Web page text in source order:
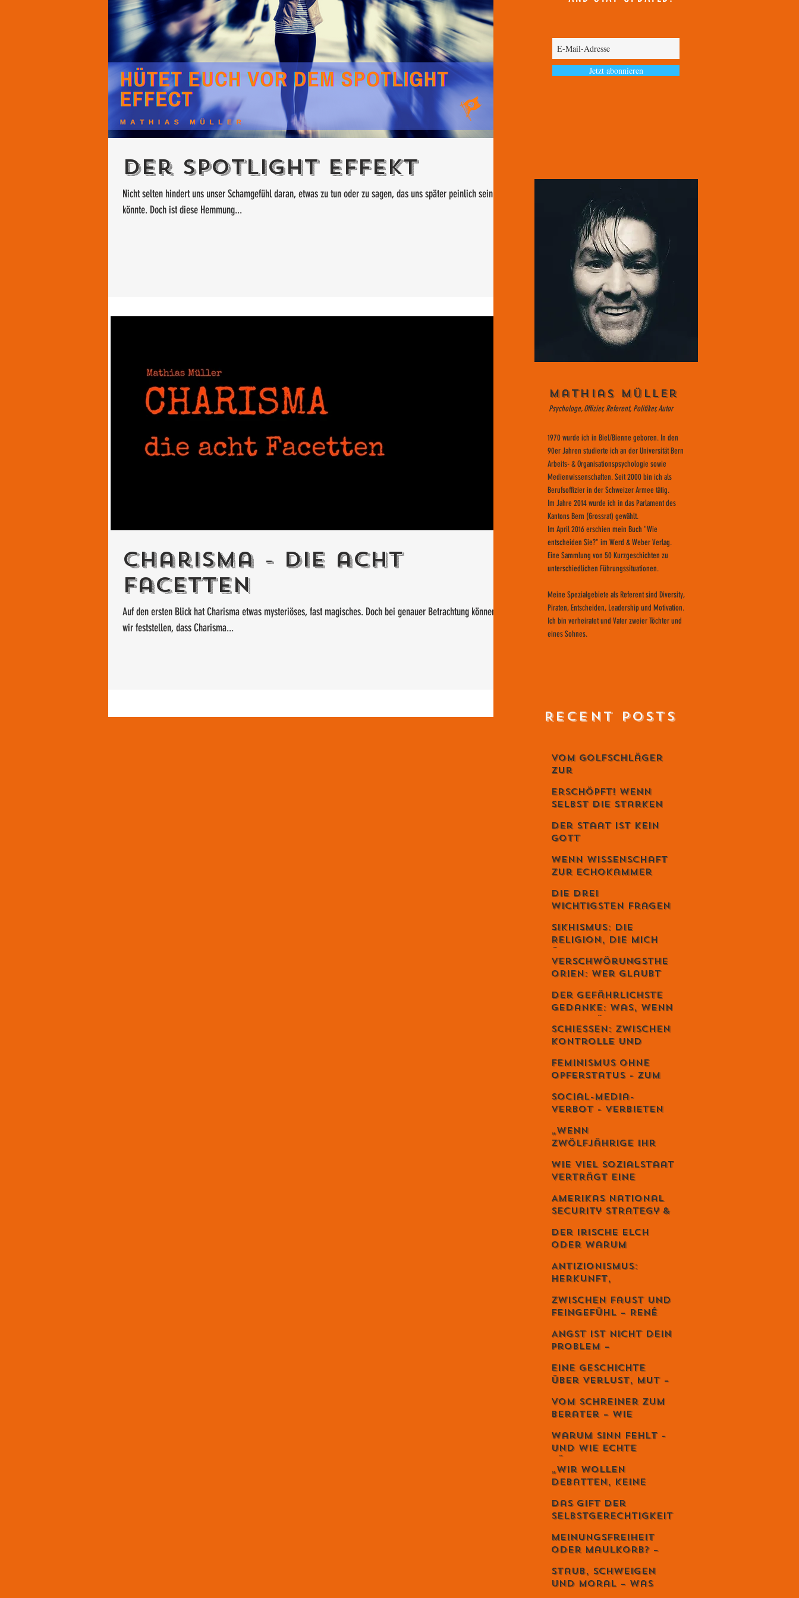
Der Spotlight Effekt
Nicht selten hindert uns unser Schamgefühl daran, etwas zu tun oder zu sagen, das uns später peinlich sein
könnte. Doch ist diese Hemmung...
Charisma - Die acht
Facetten
Auf den ersten Blick hat Charisma etwas mysteriöses, fast magisches. Doch bei genauer Betrachtung können
wir feststellen, dass Charisma...
Jetzt abonnieren
Mathias Müller
Psychologe, Offizier, Referent, Politiker, Autor
1970 wurde ich in Biel/Bienne geboren. In den
90er Jahren studierte ich an der Universität Bern
Arbeits- & Organisationspsychologie sowie
Medienwissenschaften. Seit 2000 bin ich als
Berufsoffizier in der Schweizer Armee tätig.
Im Jahre 2014 wurde ich in das Parlament des
Kantons Bern (Grossrat) gewählt.
Im April 2016 erschien mein Buch "Wie
entscheiden Sie?" im Werd & Weber Verlag.
Eine Sammlung von 50 Kurzgeschichten zu
unterschiedlichen Führungssituationen.
Meine Spezialgebiete als Referent sind Diversity,
Piraten, Entscheiden, Leadership und Motivation.
Ich bin verheiratet und Vater zweier Töchter und
eines Sohnes.
RECENT POSTS
Vom Golfschläger
zur
Erschöpft! Wenn
selbst die Starken
Gespräch mit
Unternehmer Lukas
Jampen
Der Staat ist kein
Gott
Wenn Wissenschaft
zur Echokammer
Die drei
wichtigsten Fragen
Sikhismus: Die
Religion, die mich
und die sich
erstaunlich
schweizerisch
anfühlt
Verschwörungsthe
orien: Wer glaubt
und warum du dich
dabei
wahrscheinlich
irrst
Der gefährlichste
Gedanke: Was, wenn
Der Schweizer Tom
Clancy im Gespräch
Schiessen: Zwischen
Kontrolle und
es wie Meditation
wirkt
Feminismus ohne
Opferstatus - Zum
Meta von Salis
Social-Media-
Verbot - Verbieten
„Wenn
Zwölfjährige ihr
Iran-Aktivist
Sebastian Di
Benedetto über
Revolution,
Massaker und das
Schweigen des
Westens
Wie viel Sozialstaat
verträgt eine
Amerikas National
Security Strategy &
Weckruf oder
Kriegserklärung?
Der irische Elch
oder warum
gefährlich ist...
Antizionismus:
Herkunft,
Missverständnisse
Zwischen Faust und
Feingefühl – René
Kunst der
lebendigen Balance
Angst ist nicht dein
Problem –
zerstört dein
Leben.
Eine Geschichte
über Verlust, Mut –
unglaubliche
Kraft,
weiterzugehen.
Vom Schreiner zum
Berater – Wie
Menschen wirklich
reicher macht
Warum Sinn fehlt -
und wie echte
zurückbringt
„Wir wollen
Debatten, keine
Gracia übernimmt
den Schweizer
Monat
Das Gift der
Selbstgerechtigkeit
es zu entgiften
Meinungsfreiheit
oder Maulkorb? –
auf Diskriminierung
die wahre Freiheit
Staub, Schweigen
und Moral – was